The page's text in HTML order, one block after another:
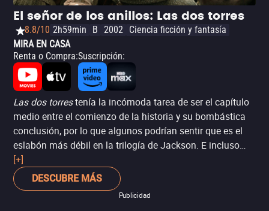
El señor de los anillos: Las dos torres
8.8/10 2h59min B 2002 Ciencia ficción y fantasía
MIRA EN CASA
Renta o Compra:Suscripción:
Las dos torrestenía la incómoda tarea de ser el capítulo
medio entre el comienzo de la historia y su bombástica
conclusión, por lo que algunos podrían sentir que es el
eslabón más débil en la trilogía de Jackson. E incluso
así, el director se asegura de que nunca sea aburrida,
sentando las bases para la conclusión del viaje de Frodo
y, al mismo tiempo, proveyendo espectáculo apasionante
[+]
DESCUBRE MÁS
Publicidad